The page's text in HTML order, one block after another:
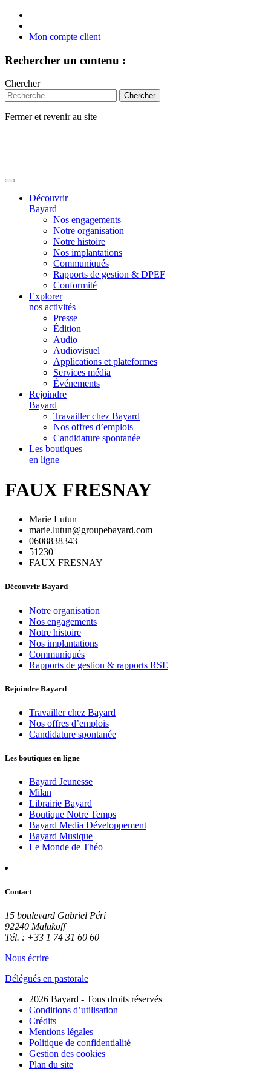
Mon compte client
Rechercher un contenu :
Chercher
Fermer et revenir au site
Découvrir
Bayard
Nos engagements
Notre organisation
Notre histoire
Nos implantations
Communiqués
Rapports de gestion & DPEF
Conformité
Explorer
nos activités
Presse
Édition
Audio
Audiovisuel
Applications et plateformes
Services média
Événements
Rejoindre
Bayard
Travailler chez Bayard
Nos offres d’emplois
Candidature spontanée
Les boutiques
en ligne
FAUX FRESNAY
Marie Lutun
marie.lutun@groupebayard.com
0608838343
51230
FAUX FRESNAY
Découvrir Bayard
Notre organisation
Nos engagements
Notre histoire
Nos implantations
Communiqués
Rapports de gestion & rapports RSE
Rejoindre Bayard
Travailler chez Bayard
Nos offres d’emplois
Candidature spontanée
Les boutiques en ligne
Bayard Jeunesse
Milan
Librairie Bayard
Boutique Notre Temps
Bayard Media Développement
Bayard Musique
Le Monde de Théo
Contact
15 boulevard Gabriel Péri
92240 Malakoff
Tél. : +33 1 74 31 60 60
Nous écrire
Délégués en pastorale
2026 Bayard - Tous droits réservés
Conditions d’utilisation
Crédits
Mentions légales
Politique de confidentialité
Gestion des cookies
Plan du site